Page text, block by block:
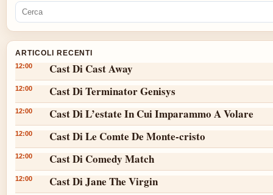
ARTICOLI RECENTI
12:00 Cast Di Cast Away
12:00 Cast Di Terminator Genisys
12:00 Cast Di L’estate In Cui Imparammo A Volare
12:00 Cast Di Le Comte De Monte-cristo
12:00 Cast Di Comedy Match
12:00 Cast Di Jane The Virgin